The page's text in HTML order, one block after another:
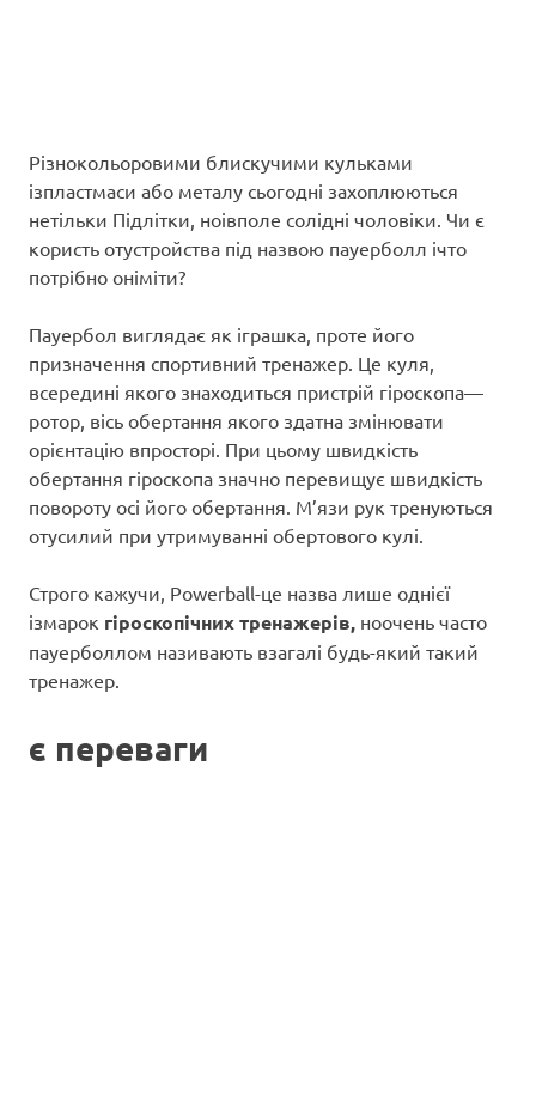
Різнокольоровими блискучими кульками
ізпластмаси або металу сьогодні захоплюються
нетільки Підлітки, ноівполе солідні чоловіки. Чи є
користь отустройства під назвою пауерболл ічто
потрібно оніміти?
Пауербол виглядає як іграшка, проте його
призначення спортивний тренажер. Це куля,
всередині якого знаходиться пристрій гіроскопа—
ротор, вісь обертання якого здатна змінювати
орієнтацію впросторі. При цьому швидкість
обертання гіроскопа значно перевищує швидкість
повороту осі його обертання. М’язи рук тренуються
отусилий при утримуванні обертового кулі.
Строго кажучи, Powerball-це назва лише однієї
ізмарок гіроскопічних тренажерів, ноочень часто
пауерболлом називають взагалі будь-який такий
тренажер.
є переваги